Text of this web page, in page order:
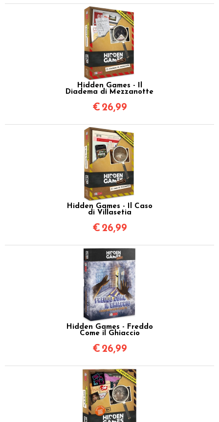
Hidden Games - Il
Diadema di Mezzanotte
€ 26,99
Hidden Games - Il Caso
di Villasetia
€ 26,99
Hidden Games - Freddo
Come il Ghiaccio
€ 26,99